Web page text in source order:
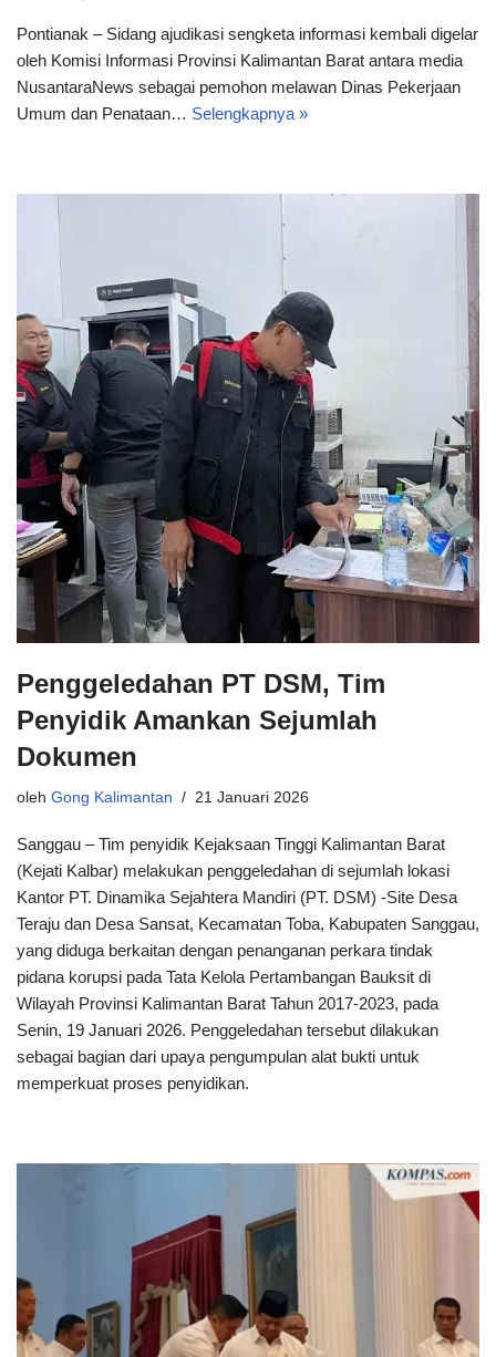
Pontianak – Sidang ajudikasi sengketa informasi kembali digelar
oleh Komisi Informasi Provinsi Kalimantan Barat antara media
NusantaraNews sebagai pemohon melawan Dinas Pekerjaan
Umum dan Penataan… Selengkapnya »
Penggeledahan PT DSM, Tim
Penyidik Amankan Sejumlah
Dokumen
oleh Gong Kalimantan 21 Januari 2026
Sanggau – Tim penyidik Kejaksaan Tinggi Kalimantan Barat
(Kejati Kalbar) melakukan penggeledahan di sejumlah lokasi
Kantor PT. Dinamika Sejahtera Mandiri (PT. DSM) -Site Desa
Teraju dan Desa Sansat, Kecamatan Toba, Kabupaten Sanggau,
yang diduga berkaitan dengan penanganan perkara tindak
pidana korupsi pada Tata Kelola Pertambangan Bauksit di
Wilayah Provinsi Kalimantan Barat Tahun 2017-2023, pada
Senin, 19 Januari 2026. Penggeledahan tersebut dilakukan
sebagai bagian dari upaya pengumpulan alat bukti untuk
memperkuat proses penyidikan.